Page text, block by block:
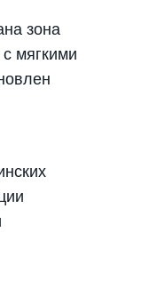
зона
мягкими